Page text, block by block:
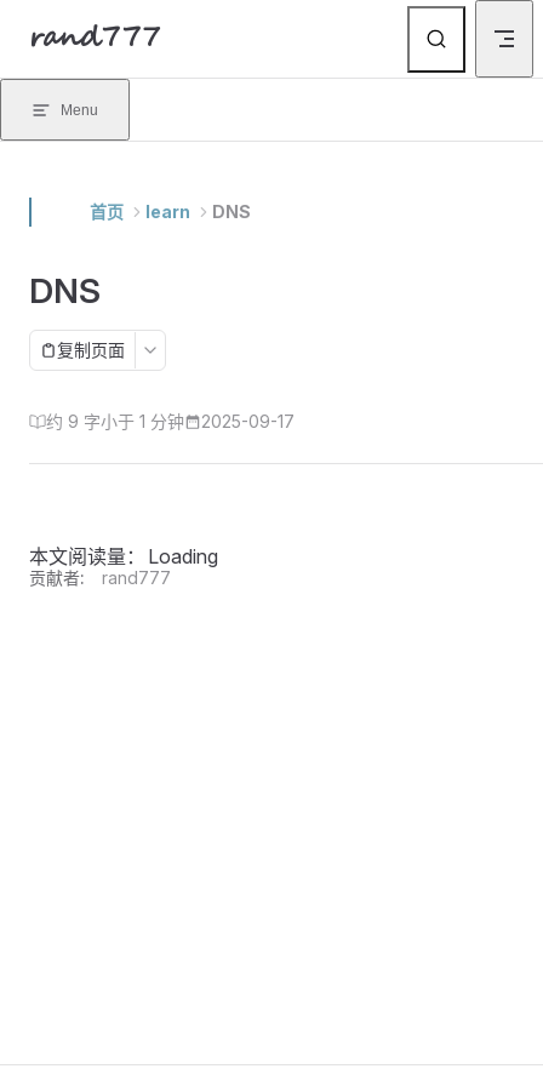
Skip to content
rand777
Menu
首页 learn DNS
DNS
复制页面
约 9 字小于 1 分钟 2025-09-17
本文阅读量： Loading
贡献者: rand777